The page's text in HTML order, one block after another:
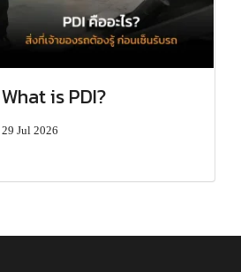
What is PDI?
29 Jul 2026